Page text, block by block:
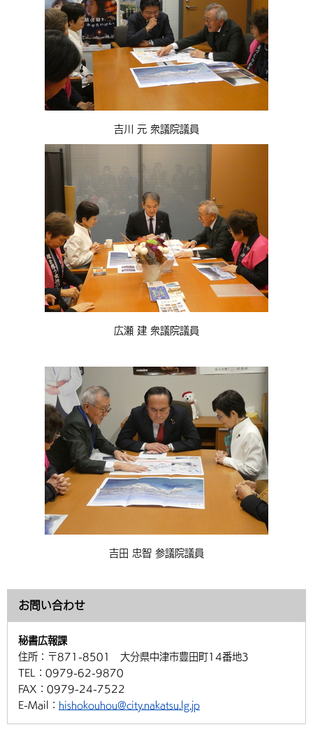
吉川 元 衆議院議員
広瀬 建 衆議院議員
吉田 忠智 参議院議員
お問い合わせ
秘書広報課
住所： 〒871-8501 大分県中津市豊田町14番地3
TEL： 0979-62-9870
FAX： 0979-24-7522
E-Mail： hishokouhou@city.nakatsu.lg.jp